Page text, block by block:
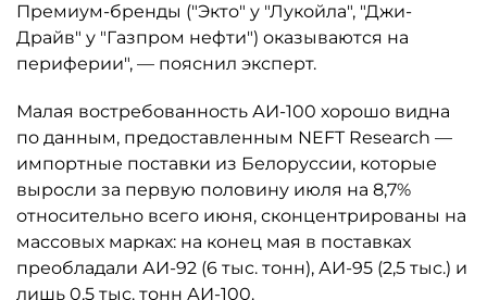
Премиум-бренды ("Экто" у "Лукойла", "Джи-
Драйв" у "Газпром нефти") оказываются на
периферии", — пояснил эксперт.
Малая востребованность АИ-100 хорошо видна
по данным, предоставленным NEFT Research —
импортные поставки из Белоруссии, которые
выросли за первую половину июля на 8,7%
относительно всего июня, сконцентрированы на
массовых марках: на конец мая в поставках
преобладали АИ-92 (6 тыс. тонн), АИ-95 (2,5 тыс.) и
лишь 0,5 тыс. тонн АИ-100.